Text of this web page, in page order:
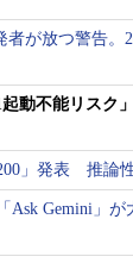
者が放つ警告
起動不能リス
」発表 推論
Gemini」が